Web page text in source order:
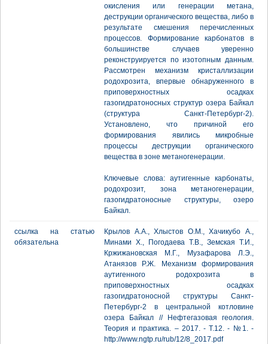
окисления или генерации метана,
деструкции органического вещества, либо в
результате смешения перечисленных
процессов. Формирование карбонатов в
большинстве случаев уверенно
реконструируется по изотопным данным.
Рассмотрен механизм кристаллизации
родохрозита, впервые обнаруженного в
приповерхностных осадках
газогидратоносных структур озера Байкал
(структура Санкт-Петербург-2).
Установлено, что причиной его
формирования явились микробные
процессы деструкции органического
вещества в зоне метаногенерации.
Ключевые слова: аутигенные карбонаты,
родохрозит, зона метаногенерации,
газогидратоносные структуры, озеро
Байкал.
ссылка на статью
обязательна
Крылов А.А., Хлыстов О.М., Хачикубо А.,
Минами Х., Погодаева Т.В., Земская Т.И.,
Кржижановская М.Г., Музафарова Л.Э.,
Атанязов Р.Ж. Механизм формирования
аутигенного родохрозита в
приповерхностных осадках
газогидратоносной структуры Санкт-
Петербург-2 в центральной котловине
озера Байкал // Нефтегазовая геология.
Теория и практика. – 2017. - Т.12. - №1. -
http://www.ngtp.ru/rub/12/8_2017.pdf